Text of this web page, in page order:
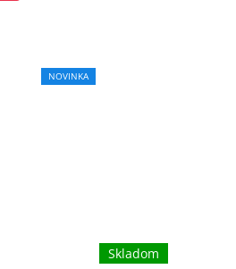
NOVINKA
Skladom